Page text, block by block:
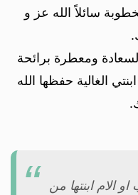
سائلاً الله عز و
ومعطرة برائحة
الغالية حفظها الله
الام ابنتها من